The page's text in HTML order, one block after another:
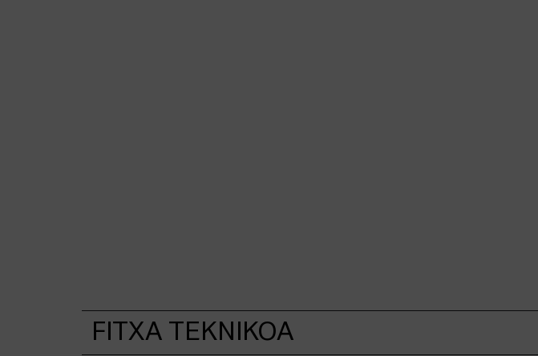
FITXA TEKNIKOA